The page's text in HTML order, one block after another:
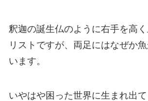
釈迦の誕生仏のように右手を高
リストですが、両足にはなぜか
います。
いやはや困った世界に生まれ出